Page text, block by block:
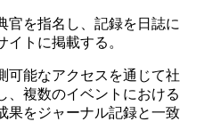
官を指名し、記録を日誌に
トに掲載する。
可能なアクセスを通じて社
、複数のイベントにおける
果をジャーナル記録と一致